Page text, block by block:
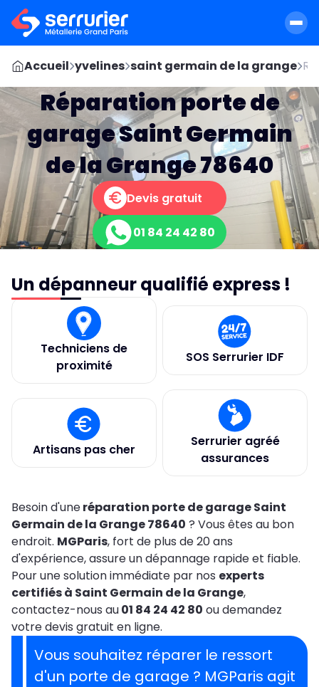
Accueil yvelines saint germain de la grange
Réparation porte de
garage Saint Germain
de la Grange 78640
Devis gratuit
01 84 24 42 80
Un dépanneur qualifié express !
Techniciens de
proximité
SOS Serrurier IDF
Artisans pas cher
Serrurier agréé
assurances
Besoin d'uneréparation porte de garage Saint
Germain de la Grange 78640 ? Vous êtes au bon
endroit. MGParis, fort de plus de 20 ans
d'expérience, assure un dépannage rapide et fiable.
Pour une solution immédiate par nos experts
certifiés à Saint Germain de la Grange,
contactez-nous au01 84 24 42 80 ou demandez
votre devis gratuit en ligne.
Vous souhaitez réparer le ressort
d'un porte de garage ? MGParis agit